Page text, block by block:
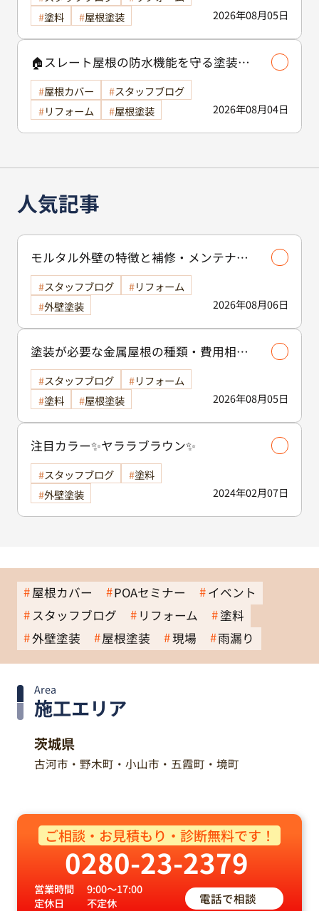
2026年08月05日
塗料
屋根塗装
🏠スレート屋根の防水機能を守る塗装の
役割🏠/屋根塗装
2026年08月04日
屋根カバー
スタッフブログ
リフォーム
屋根塗装
人気記事
モルタル外壁の特徴と補修・メンテナン
ス方法を徹底解説！/外壁塗装
2026年08月06日
スタッフブログ
リフォーム
外壁塗装
塗装が必要な金属屋根の種類・費用相場
等解説いたします🖊️
2026年08月05日
スタッフブログ
リフォーム
塗料
屋根塗装
注目カラー✨ヤララブラウン✨
2024年02月07日
スタッフブログ
塗料
外壁塗装
屋根カバー POAセミナー
イベント
スタッフブログ
リフォーム
塗料
外壁塗装
屋根塗装 現場 雨漏り
施工エリア
Area
茨城県
古河市・野木町・小山市・五霞町・境町
ご相談・お見積もり・診断無料です！
0280-23-2379
営業時間
9:00～17:00
定休日
不定休 電話で相談